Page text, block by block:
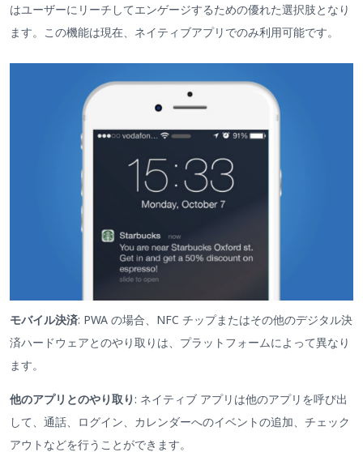
はユーザーにリーチしてエンゲージするための優れた選択肢となり
ます。この機能は現在、ネイティブアプリでのみ利用可能です。
モバイル決済: PWA の場合、NFC チップまたはその他のデジタル決
済ハードウェアとのやり取りは、プラットフォームによって異なり
ます。
他のアプリとのやり取り: ネイティブ アプリは他のアプリを呼び出
して、通話、ログイン、カレンダーへのイベントの追加、チェック
アウトなどを行うことができます。